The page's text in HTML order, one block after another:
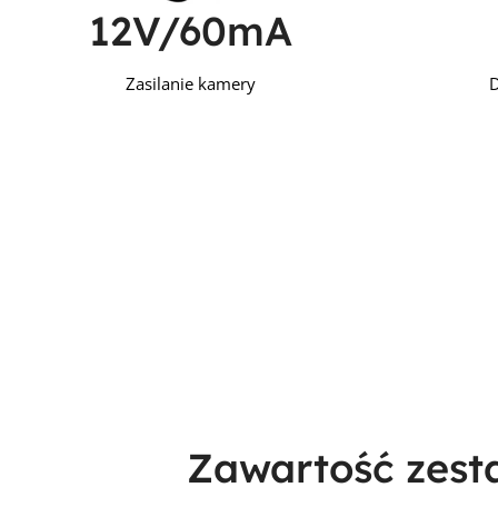
12V/60mA
Zasilanie kamery
Zawartość